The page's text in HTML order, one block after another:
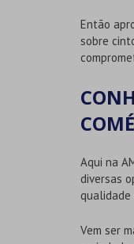
Então
sobre
Aqui na
diversas
qualidade
Vem ser